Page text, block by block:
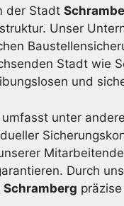
der Stadt
Unser
Stadt wie
und
unter
Durch
Schramberg